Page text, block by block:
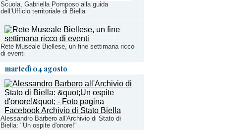
Scuola, Gabriella Pomposo alla guida
dell’Ufficio territoriale di Biella
Rete Museale Biellese, un fine settimana ricco
di eventi
martedì 04 agosto
Alessandro Barbero all'Archivio di Stato di
Biella: "Un ospite d'onore!"